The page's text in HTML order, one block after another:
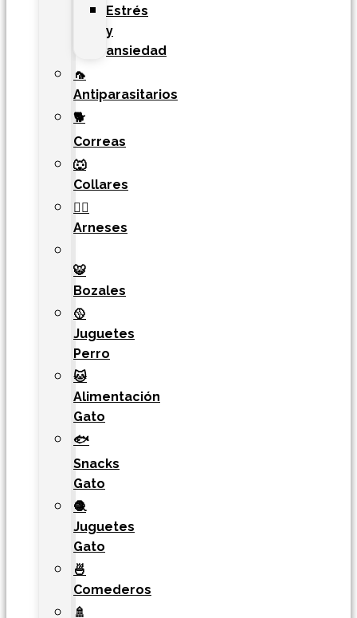
Estrés
y
ansiedad
🦟
Antiparasitarios
🐕
Correas
🐺
Collares
🐕‍🦺
Arneses
🐯​
Bozales
🥎
Juguetes
Perro
🐱
Alimentación
Gato
🐟
Snacks
Gato
🧶
Juguetes
Gato
🍜
Comederos
🚿